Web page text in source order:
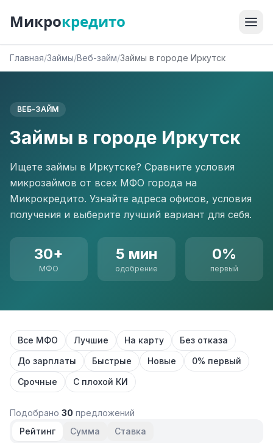
Микрокредито
Главная/Займы/Веб-займ/Займы в городе Иркутск
ВЕБ-ЗАЙМ
Займы в городе Иркутск
Ищете займы в Иркутске? Сравните условия
микрозаймов от всех МФО города на
Микрокредито. Узнайте адреса офисов, условия
получения и выберите лучший вариант для себя.
30+
МФО
5 мин
одобрение
0%
первый
Все МФО Лучшие На карту
Без отказа
До зарплаты
Быстрые Новые
0% первый
Срочные
С плохой КИ
Подобрано 30 предложений
Рейтинг
Сумма Ставка